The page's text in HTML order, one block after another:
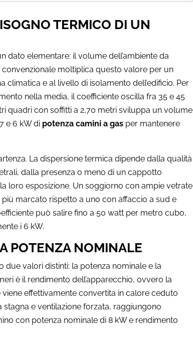
TERMICO DI UN
dato elementare: il volume dell’ambiente da
moltiplica questo valore per un
climatica e al livello di isolamento dell’edificio. Per
nella media, il coefficiente oscilla fra 35 e 45
quadri con soffitti a 2,70 metri sviluppa un volume
e 6 kW di potenza camini a gas per mantenere
La dispersione termica dipende dalla qualità
dalla presenza o meno di un cappotto
loro esposizione. Un soggiorno con ampie vetrate
marcato rispetto a uno con affaccio a sud e
può salire fino a 50 watt per metro cubo,
i 6 kW.
POTENZA NOMINALE
due valori distinti: la potenza nominale e la
è il rendimento dell’apparecchio, ovvero la
effettivamente convertita in calore ceduto
stagna e ventilazione forzata, raggiungono
con potenza nominale di 8 kW e rendimento